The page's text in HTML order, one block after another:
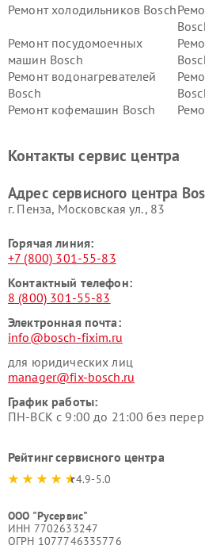
Ремонт холодильников Bosch
Ремонт посудомоечных
машин Bosch
Ремонт водонагревателей
Bosch
Ремонт кофемашин Bosch
Ремонт сушильных автоматов
Контакты сервис центра
Адрес сервисного центра
г. Пенза, Московская ул., 83
Горячая линия:
+7 (800) 301-55-83
Контактный телефон:
8 (800) 301-55-83
Электронная почта:
info@bosch-fixim.ru
для юридических лиц
manager@fix-bosch.ru
График работы:
ПН-ВСК с 9:00 до 21:00 без
Рейтинг сервисного центра
4.9-5.0
ООО "Русервис"
ИНН 7702633247
ОГРН 1077746335776